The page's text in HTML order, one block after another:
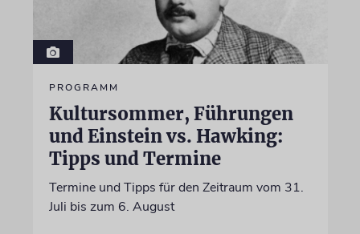
PROGRAMM
Kultursommer, Führungen
und Einstein vs. Hawking:
Tipps und Termine
Termine und Tipps für den Zeitraum vom 31.
Juli bis zum 6. August